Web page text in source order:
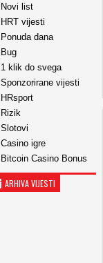
Novi list
HRT vijesti
Ponuda dana
Bug
1 klik do svega
Sponzorirane vijesti
HRsport
Rizik
Slotovi
Casino igre
Bitcoin Casino Bonus
ARHIVA VIJESTI